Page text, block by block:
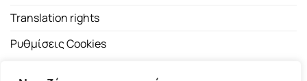
Translation rights
Ρυθμίσεις Cookies